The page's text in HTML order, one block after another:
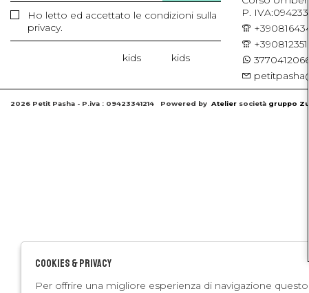
Ho letto ed accettato le condizioni sulla
privacy.
kids kids
P.
3770412066
2026 Petit Pasha - P.iva : 09423341214 Powered by Atelier società gruppo
Cookies & Privacy
Per offrire una migliore esperienza di navigazione